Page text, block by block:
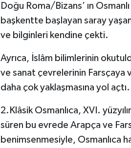
Doğu Roma/Bizans’ ın
başkentte başlayan saray
ve bilginleri kendine çekti.
Ayrıca, İslâm bilimlerinin
ve sanat çevrelerinin Farsçaya
daha çok yaklaşmasına yol açtı.
2.Klâsik Osmanlıca, XVI.
süren bu evrede Arapça ve
benimsenmesiyle, Osmanlıca